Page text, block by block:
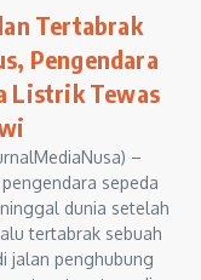
Tertabrak
Pengendara
Listrik Tewas
–
sepeda
dunia setelah
tertabrak sebuah
jalan penghubung